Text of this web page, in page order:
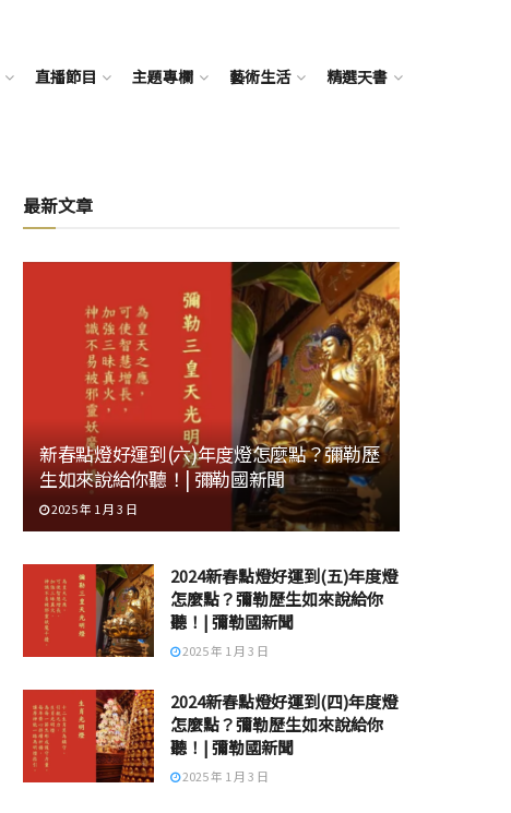
直播節目 主題專欄 藝術生活 精選天書
最新文章
新春點燈好運到(六)年度燈怎麼點？彌勒歷
生如來說給你聽！| 彌勒國新聞
2025 年 1 月 3 日
2024新春點燈好運到(五)年度燈
怎麼點？彌勒歷生如來說給你
聽！| 彌勒國新聞
2025 年 1 月 3 日
2024新春點燈好運到(四)年度燈
怎麼點？彌勒歷生如來說給你
聽！| 彌勒國新聞
2025 年 1 月 3 日